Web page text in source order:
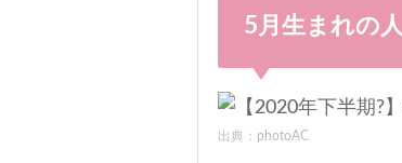
5月生まれの人
出典：photoAC